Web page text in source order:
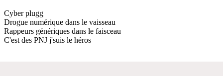
Cyber plugg
Drogue numérique dans le vaisseau
Rappeurs génériques dans le faisceau
C'est des PNJ j'suis le héros